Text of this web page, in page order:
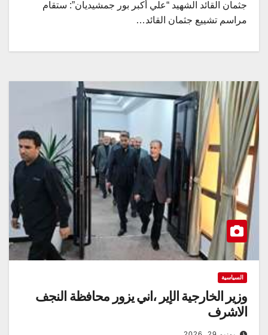
جثمان القائد الشهيد “علي أكبر بور جمشيديان”: ستقام
مراسم تشييع جثمان القائد…
السياسية
وزير الخارجية الإير ،اني يزور محافظة النجف
الاشرف